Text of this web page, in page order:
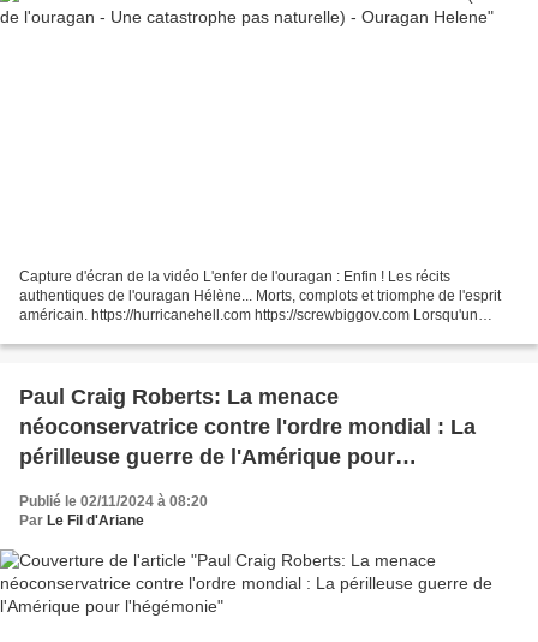
Capture d'écran de la vidéo L'enfer de l'ouragan : Enfin ! Les récits
authentiques de l'ouragan Hélène... Morts, complots et triomphe de l'esprit
américain. https://hurricanehell.com https://screwbiggov.com Lorsqu'un
Paul Craig Roberts: La menace
néoconservatrice contre l'ordre mondial : La
périlleuse guerre de l'Amérique pour
Publié le 02/11/2024 à 08:20
Par Le Fil d'Ariane